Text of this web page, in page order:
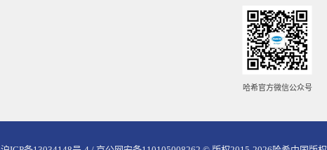
哈希官方微信公众号